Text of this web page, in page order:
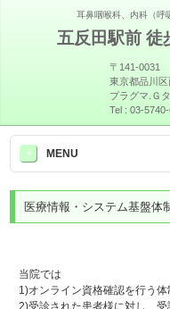
耳鼻咽喉科、内科（呼
五反田駅前 徒
〒141-0031
東京都品川
プラグマ.Ｇ
Tel : 03-
>MENU
医療情報・システム基盤体
当院では
1)オンライン資格確認を行う体
2)受診された患者様に対し、